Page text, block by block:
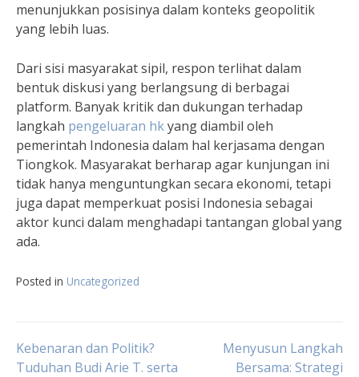
menunjukkan posisinya dalam konteks geopolitik
yang lebih luas.
Dari sisi masyarakat sipil, respon terlihat dalam
bentuk diskusi yang berlangsung di berbagai
platform. Banyak kritik dan dukungan terhadap
langkah pengeluaran hkyang diambil oleh
pemerintah Indonesia dalam hal kerjasama dengan
Tiongkok. Masyarakat berharap agar kunjungan ini
tidak hanya menguntungkan secara ekonomi, tetapi
juga dapat memperkuat posisi Indonesia sebagai
aktor kunci dalam menghadapi tantangan global yang
ada.
Posted in Uncategorized
Navigasi
Kebenaran dan Politik?
Tuduhan Budi Arie T. serta
Menyusun Langkah
Bersama: Strategi